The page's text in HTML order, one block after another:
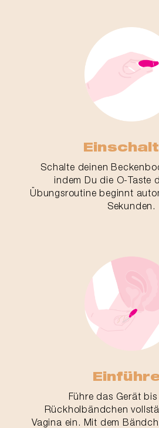
Schalte deinen
indem Du die O-Taste
Übungsroutine beginnt
Sekunden.
Führe das Gerät
Rückholbändchen
Vagina ein. Mit dem